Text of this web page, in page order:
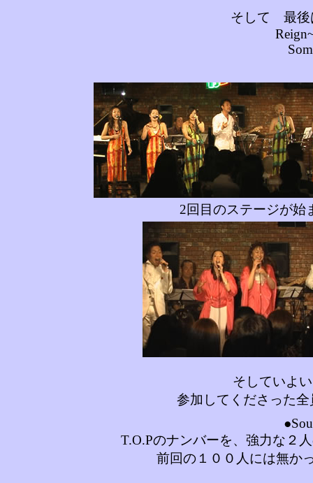
そして 最後
2回目のステージが始
そしていよ
参加してくださった
T.O.Pのナンバーを、強力な２
前回の１００人には無か